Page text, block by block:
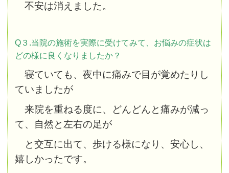
不安は消えました。
Q３.当院の施術を実際に受けてみて、お悩みの症状は
どの様に良くなりましたか？
寝ていても、夜中に痛みで目が覚めたりし
ていましたが
来院を重ねる度に、どんどんと痛みが減っ
て、自然と左右の足が
と交互に出て、歩ける様になり、安心し、
嬉しかったです。